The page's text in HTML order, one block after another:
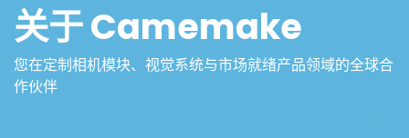
关于 Camemake
您在定制相机模块、视觉系统与市场就绪产品领域的全球合
作伙伴